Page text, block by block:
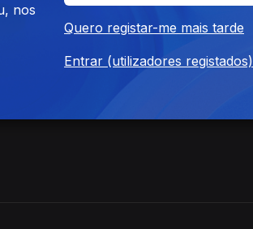
nos
Quero registar-me mais tarde
Entrar (utilizadores registados)